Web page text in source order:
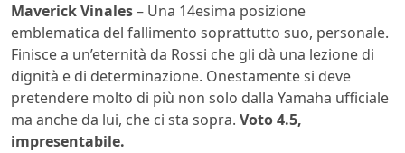
Maverick Vinales– Una 14esima posizione
emblematica del fallimento soprattutto suo, personale.
Finisce a un’eternità da Rossi che gli dà una lezione di
dignità e di determinazione. Onestamente si deve
pretendere molto di più non solo dalla Yamaha ufficiale
ma anche da lui, che ci sta sopra. Voto 4.5,
impresentabile.